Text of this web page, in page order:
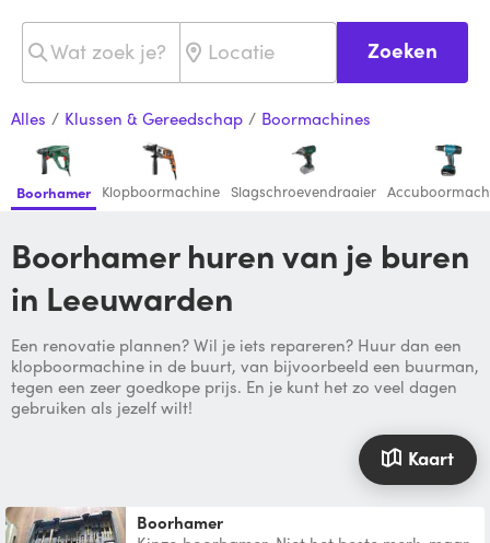
Zoeken
Alles / Klussen & Gereedschap / Boormachines
Boorhamer Klopboormachine Slagschroevendraaier
Boorhamer huren van je buren
in Leeuwarden
Een renovatie plannen? Wil je iets repareren? Huur dan een
klopboormachine in de buurt, van bijvoorbeeld een buurman,
tegen een zeer goedkope prijs. En je kunt het zo veel dagen
gebruiken als jezelf wilt!
Kaart
Boorhamer